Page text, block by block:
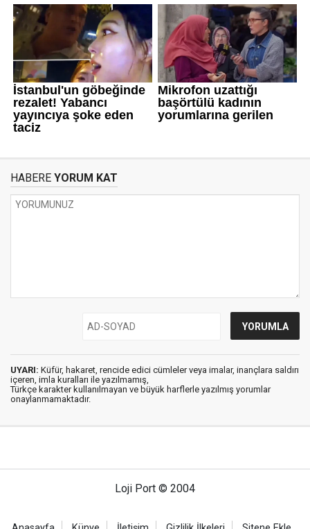
HABERE YORUM KAT
UYARI: Küfür, hakaret, rencide edici cümleler veya imalar, inançlara saldırı
içeren, imla kuralları ile yazılmamış,
Türkçe karakter kullanılmayan ve büyük harflerle yazılmış yorumlar
onaylanmamaktadır.
Loji Port © 2004